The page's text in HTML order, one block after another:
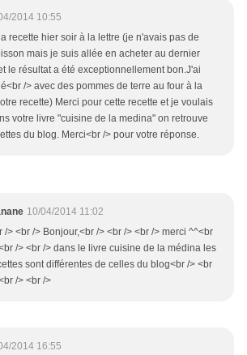
2014 10:55
recette hier soir à la lettre (je n'avais pas de
mais je suis allée en acheter au dernier
le résultat a été exceptionnellement bon.J'ai
/> avec des pommes de terre au four à la
recette) Merci pour cette recette et je voulais
votre livre "cuisine de la medina" on retrouve
du blog. Merci<br /> pour votre réponse.
10/04/2014 11:02
/> <br /> Bonjour,<br /> <br /> <br /> merci ^^<br
/> <br /> dans le livre cuisine de la médina les
sont différentes de celles du blog<br /> <br
/> <br />
2014 16:55